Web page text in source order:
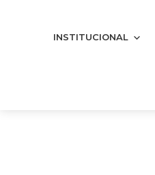
INSTITUCIONAL